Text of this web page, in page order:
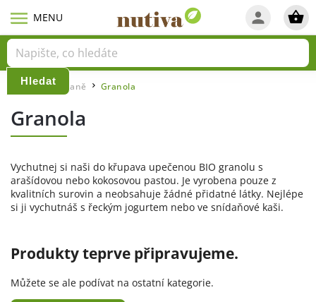
Hledat
Domů / Snídaně Granola
Granola
Vychutnej si naši do křupava upečenou BIO granolu s
arašídovou nebo kokosovou pastou. Je vyrobena pouze z
kvalitních surovin a neobsahuje žádné přidatné látky. Nejlépe
si ji vychutnáš s řeckým jogurtem nebo ve snídaňové kaši.
Produkty teprve připravujeme.
Můžete se ale podívat na ostatní kategorie.